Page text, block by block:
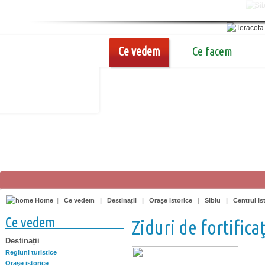
Ce vedem Ce facem
Home | Ce vedem | Destinații | Oraşe istorice | Sibiu | Centrul
Ce vedem
Destinații
Regiuni turistice
Oraşe istorice
Ziduri de